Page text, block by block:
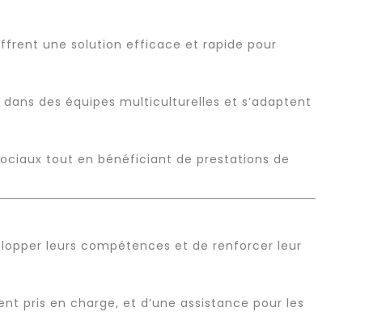
une solution efficace et rapide pour
des équipes multiculturelles et s’adaptent
tout en bénéficiant de prestations de
leurs compétences et de renforcer leur
pris en charge, et d’une assistance pour les